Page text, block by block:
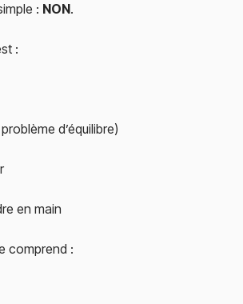
: NON.
:
d’équilibre)
en main
comprend :